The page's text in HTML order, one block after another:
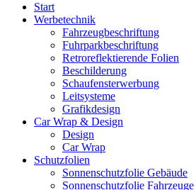
Start
Werbetechnik
Fahrzeugbeschriftung
Fuhrparkbeschriftung
Retroreflektierende Folien
Beschilderung
Schaufensterwerbung
Leitsysteme
Grafikdesign
Car Wrap & Design
Design
Car Wrap
Schutzfolien
Sonnenschutzfolie Gebäude
Sonnenschutzfolie Fahrzeuge